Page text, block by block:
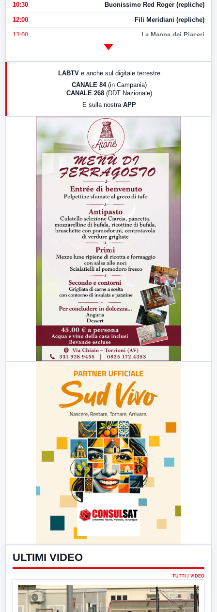
10:30 Buonissimo Red Roger (repliche)
12:00 Fili Meridiani (repliche)
13:00 La Mappa dei Piaceri
17:00 LabNews (replica)
LABTV e anche sul digitale terrestre
CANALE 84 (in Campania)
CANALE 268 (DDT Nazionale)
E sulla nostra APP
ULTIMI VIDEO
TUTTI I VIDEO